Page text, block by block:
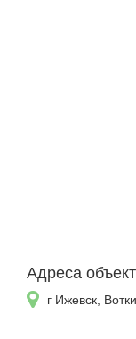
Адреса
г Ижевск,